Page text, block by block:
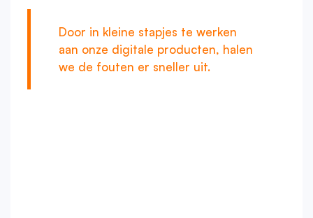
Door in kleine stapjes te werken
aan onze digitale producten, halen
we de fouten er sneller uit.